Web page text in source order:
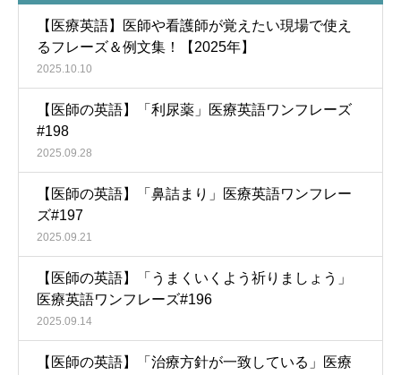
【医療英語】医師や看護師が覚えたい現場で使え
るフレーズ＆例文集！【2025年】
2025.10.10
【医師の英語】「利尿薬」医療英語ワンフレーズ
#198
2025.09.28
【医師の英語】「鼻詰まり」医療英語ワンフレー
ズ#197
2025.09.21
【医師の英語】「うまくいくよう祈りましょう」
医療英語ワンフレーズ#196
2025.09.14
【医師の英語】「治療方針が一致している」医療